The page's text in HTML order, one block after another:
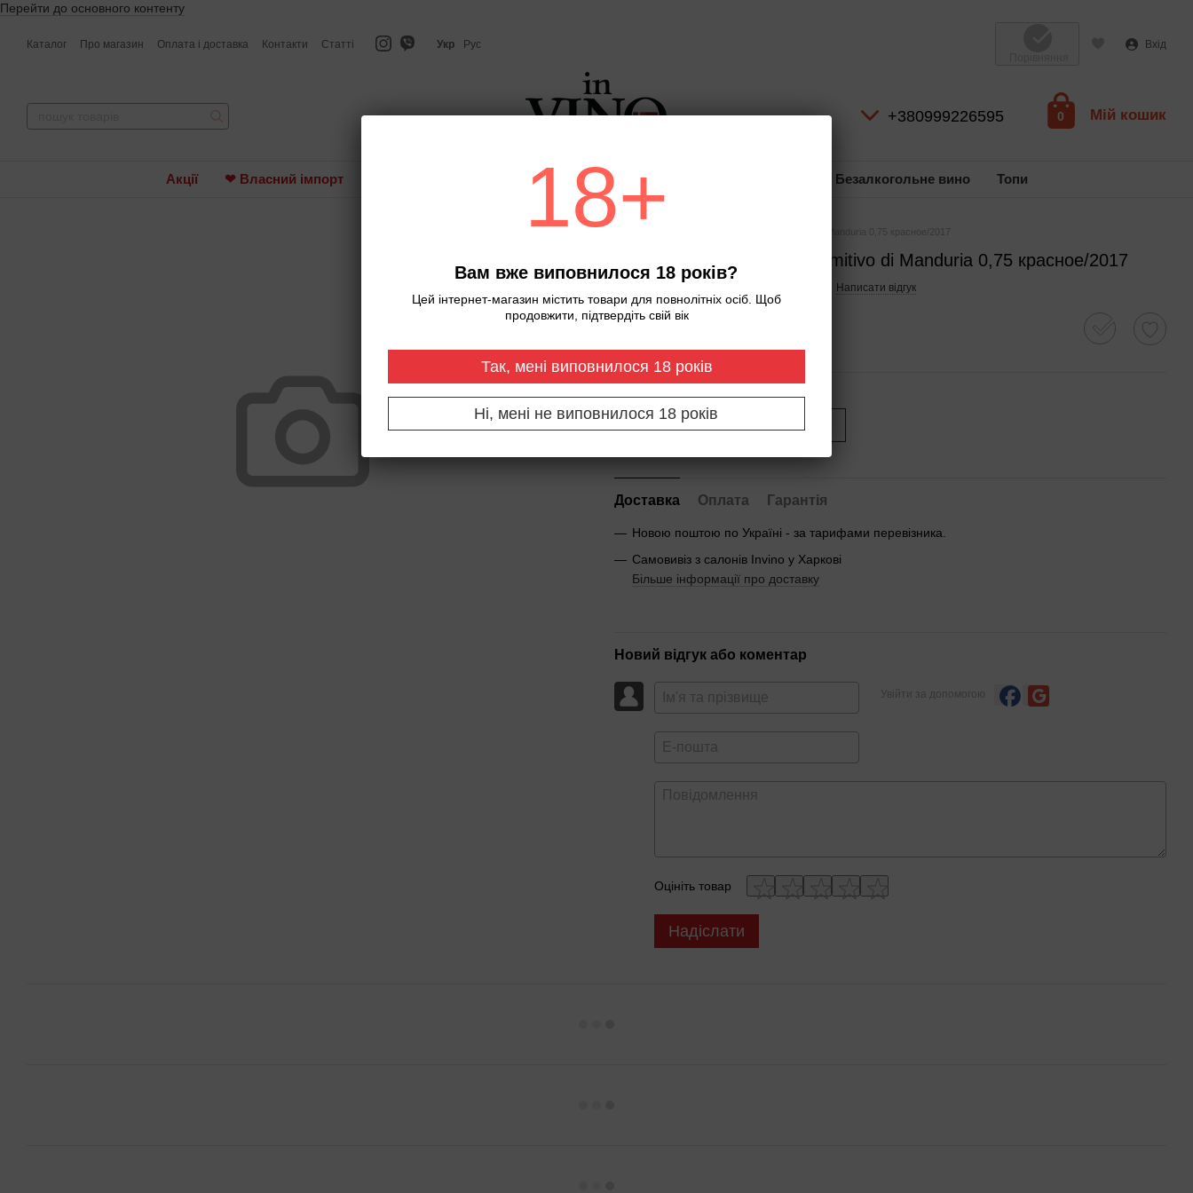
Перейти до основного контенту
Каталог Про магазин Оплата і доставка Контакти Статті Укр
Рус
Вхід
+380999226595 0 Мій кошик
Акції ❤ Власний імпорт Ігристе вино та шампанське Віскі Безалкогольне вино Топи
Вино. Contessa Carola. Primitivo di Manduria 0,75 красное/2017
Вино. Contessa Carola. Primitivo di Manduria 0,75 красное/2017
Написати відгук
655 грн
Повідомити, коли з'явиться
Доставка Оплата Гарантія
Новою поштою по Україні - за тарифами перевізника.
Самовивіз з салонів Invino у Харкові
Більше інформації про доставку
Новий відгук або коментар
Увійти за допомогою
Оцініть товар
Надіслати
18+
Вам вже виповнилося 18 років?
Цей інтернет-магазин містить товари для повнолітніх осіб. Щоб
продовжити, підтвердіть свій вік
Так, мені виповнилося 18 років
Ні, мені не виповнилося 18 років